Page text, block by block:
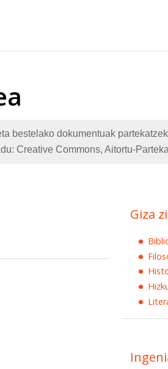
bestelako dokumentuak
Creative Commons, Aitortu-
Giza